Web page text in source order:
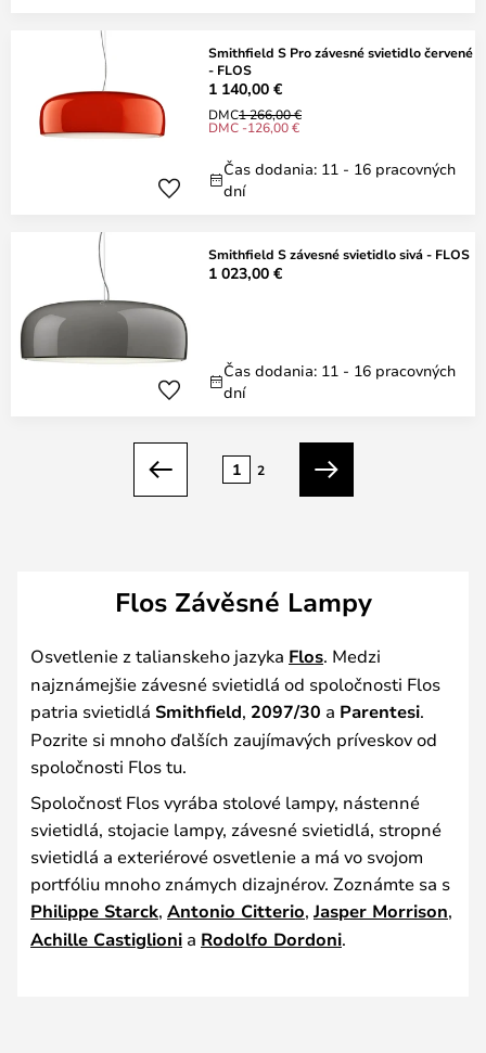
Smithfield S Pro závesné svietidlo červené
- FLOS
1 140,00 €
DMC1 266,00 €
DMC -126,00 €
Čas dodania: 11 - 16 pracovných
dní
Smithfield S závesné svietidlo sivá - FLOS
1 023,00 €
Čas dodania: 11 - 16 pracovných
dní
Predchádzajúci
1 2
Ďalší
Flos Závěsné Lampy
Osvetlenie z talianskeho jazyka Flos. Medzi
najznámejšie závesné svietidlá od spoločnosti Flos
patria svietidlá Smithfield, 2097/30 a Parentesi.
Pozrite si mnoho ďalších zaujímavých príveskov od
spoločnosti Flos tu.
Spoločnosť Flos vyrába stolové lampy, nástenné
svietidlá, stojacie lampy, závesné svietidlá, stropné
svietidlá a exteriérové osvetlenie a má vo svojom
portfóliu mnoho známych dizajnérov. Zoznámte sa s
Philippe Starck, Antonio Citterio, Jasper Morrison,
Achille Castiglioni a Rodolfo Dordoni.